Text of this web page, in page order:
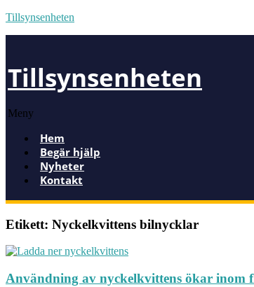
Tillsynsenheten
Tillsynsenheten
Meny
Hem
Begär hjälp
Nyheter
Kontakt
Etikett: Nyckelkvittens bilnycklar
Användning av nyckelkvittens ökar inom